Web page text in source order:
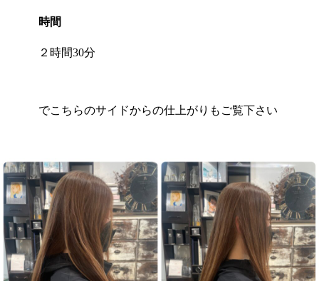
時間
２時間30分
でこちらのサイドからの仕上がりもご覧下さい